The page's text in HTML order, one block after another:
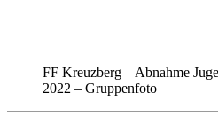
FF Kreuzberg – Abnahme
2022 – Gruppenfoto